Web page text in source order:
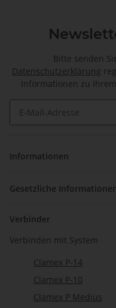
Bitte senden
Datenschutzerklärung
Informationen zu
Informationen
Gesetzliche
Verbinder
Verbinden mit System
Clamex P-14
Clamex P-10
Clamex P Medius